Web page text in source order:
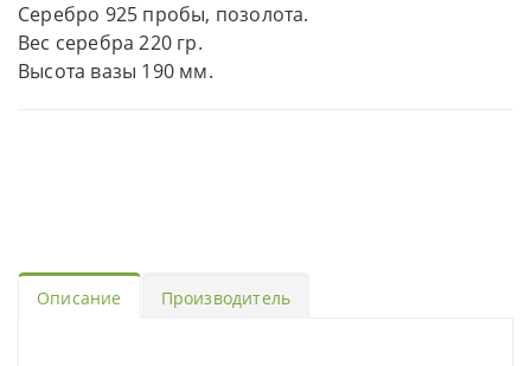
Серебро 925 пробы, позолота.
Вес серебра 220 гр.
Высота вазы 190 мм.
Описание Производитель